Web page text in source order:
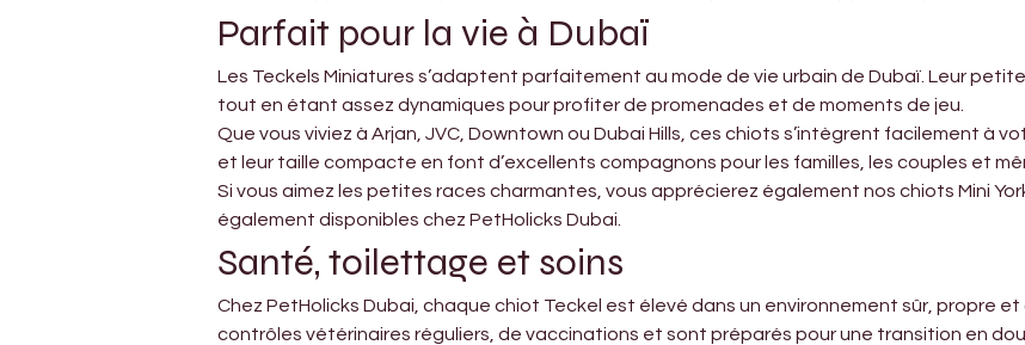
Parfait pour la vie à Dubaï
Les Teckels Miniatures s’adaptent parfaitement au mode de vie urbain de Dubaï. Leur
tout en étant assez dynamiques pour profiter de promenades et de moments de jeu.
Que vous viviez à Arjan, JVC, Downtown ou Dubai Hills, ces chiots s’intègrent facilement à
et leur taille compacte en font d’excellents compagnons pour les familles, les couples et
Si vous aimez les petites races charmantes, vous apprécierez également nos chiots Mini
également disponibles chez PetHolicks Dubai.
Santé, toilettage et soins
Chez PetHolicks Dubai, chaque chiot Teckel est élevé dans un environnement sûr, propre
contrôles vétérinaires réguliers, de vaccinations et sont préparés pour une transition en